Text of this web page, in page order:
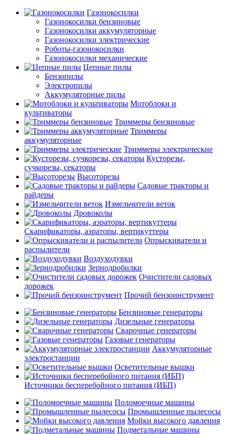
Газонокосилки
Газонокосилки бензиновые
Газонокосилки аккумуляторные
Газонокосилки электрические
Роботы-газонокосилки
Газонокосилки механические
Цепные пилы
Бензопилы
Электропилы
Аккумуляторные пилы
Мотоблоки и
культиваторы
Триммеры бензиновые
Триммеры
аккумуляторные
Триммеры электрические
Кусторезы,
сучкорезы, секаторы
Высоторезы
Садовые тракторы и
райдеры
Измельчители веток
Дровоколы
Скарификаторы, аэраторы, вертикуттеры
Опрыскиватели и
распылители
Воздуходувки
Зернодробилки
Очистители садовых
дорожек
Прочий бензоинструмент
Бензиновые генераторы
Дизельные генераторы
Сварочные генераторы
Газовые генераторы
Аккумуляторные
электростанции
Осветительные вышки
Источники бесперебойного питания (ИБП)
Поломоечные машины
Промышленные пылесосы
Мойки высокого давления
Подметальные машины